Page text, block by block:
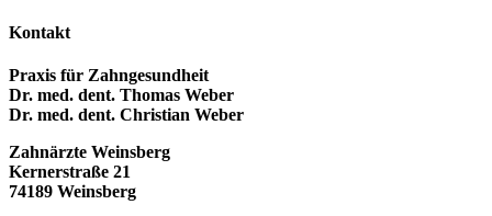
Kontakt
Praxis für Zahngesundheit
Dr. med. dent. Thomas Weber
Dr. med. dent. Christian Weber
Zahnärzte Weinsberg
Kernerstraße 21
74189 Weinsberg